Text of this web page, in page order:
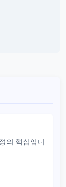
의 핵심입니